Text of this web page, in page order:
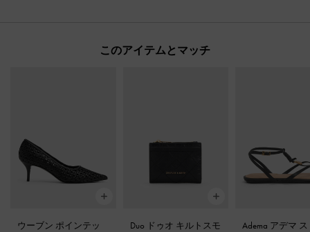
このアイテムとマッチ
ウーブン ポインテッ
Duo ドゥオ キルトスモ
Adema アデマ